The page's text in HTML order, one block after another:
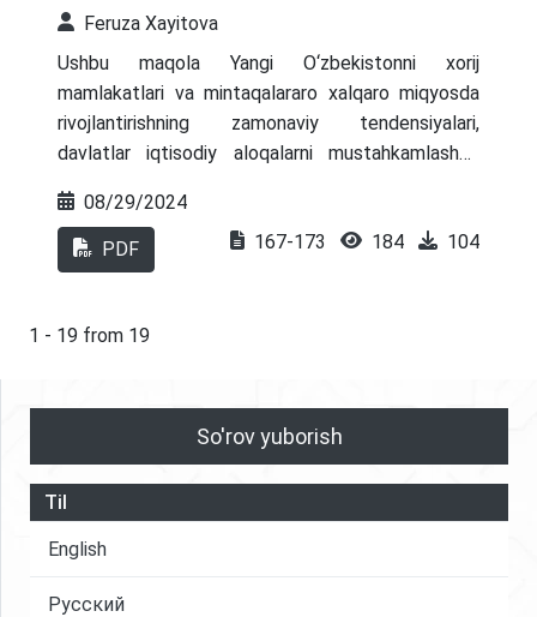
Feruza Xayitova
Ushbu maqola Yangi O‘zbekistonni xorij
mamlakatlari va mintaqalararo xalqaro miqyosda
rivojlantirishning zamonaviy tendensiyalari,
davlatlar iqtisodiy aloqalarni mustahkamlashga
yoritib berilgan. O‘zbekiston Markaziy Osiyoda
strategik ahamiyatga ega bo‘lib, Xitoy, Rossiya,
AQSh va Yevropa Ittifoqi kabi yirik davlatlar va
rivojlantirib kelmoqda. Maqolada mamlakatimizning
haqida batafsil ma’lumotlar berilgan.
08/29/2024
PDF 167-173 184 104
1 - 19 from 19
So'rov yuborish
Til
English
Русский